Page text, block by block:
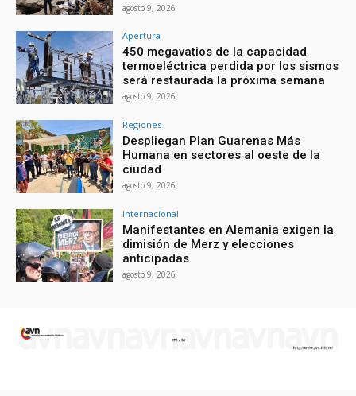
agosto 9, 2026
Apertura
450 megavatios de la capacidad
termoeléctrica perdida por los sismos
será restaurada la próxima semana
agosto 9, 2026
Regiones
Despliegan Plan Guarenas Más
Humana en sectores al oeste de la
ciudad
agosto 9, 2026
Internacional
Manifestantes en Alemania exigen la
dimisión de Merz y elecciones
anticipadas
agosto 9, 2026